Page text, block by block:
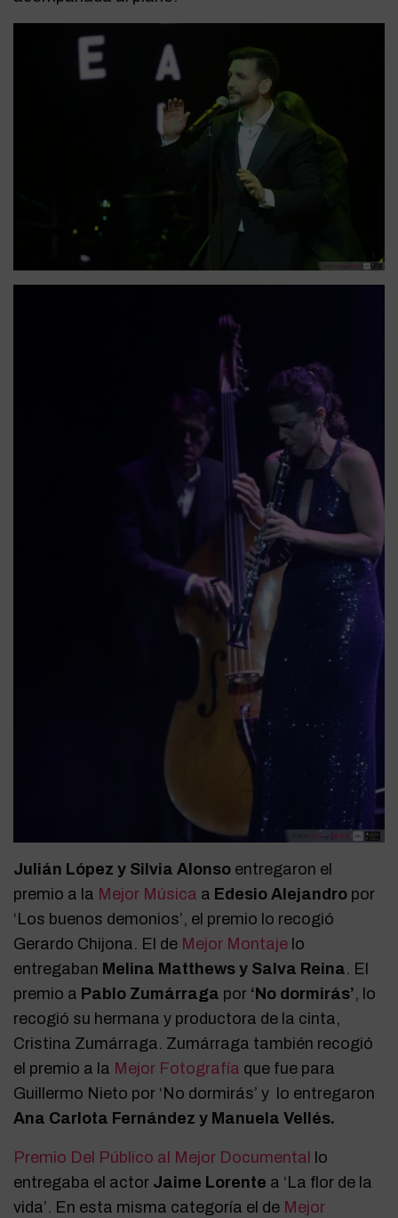
Julián López y Silvia Alonso entregaron el
premio a la Mejor Música a Edesio Alejandro por
‘Los buenos demonios’, el premio lo recogió
Gerardo Chijona. El de Mejor Montaje lo
entregaban Melina Matthews y Salva Reina. El
premio a Pablo Zumárraga por ‘No dormirás’, lo
recogió su hermana y productora de la cinta,
Cristina Zumárraga. Zumárraga también recogió
el premio a la Mejor Fotografía que fue para
Guillermo Nieto por ‘No dormirás’ y lo entregaron
Ana Carlota Fernández y Manuela Vellés.
Premio Del Público al Mejor Documental
lo
entregaba el actor Jaime Lorente a ‘La flor de la
vida’. En esta misma categoría el de Mejor